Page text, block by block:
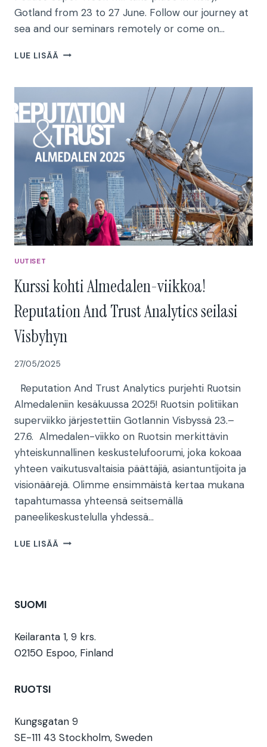
Gotland from 23 to 27 June. Follow our journey at
sea and our seminars remotely or come on…
LUE LISÄÄ SET
ALMEDALEN!
REPUTATION
AND
TRUST
ANALYTICS
SAILS
TO
VISBY
UUTISET
Kurssi kohti Almedalen-viikkoa!
Reputation And Trust Analytics seilasi
Visbyhyn
27/05/2025
Reputation And Trust Analytics purjehti Ruotsin
Almedaleniin kesäkuussa 2025! Ruotsin politiikan
superviikko järjestettiin Gotlannin Visbyssä 23.–
27.6. Almedalen-viikko on Ruotsin merkittävin
yhteiskunnallinen keskustelufoorumi, joka kokoaa
yhteen vaikutusvaltaisia päättäjiä, asiantuntijoita ja
visionäärejä. Olimme ensimmäistä kertaa mukana
tapahtumassa yhteensä seitsemällä
paneelikeskustelulla yhdessä…
LUE LISÄÄ KURSSI
SEILASI
VISBYHYN
SUOMI
Keilaranta 1, 9 krs.
02150 Espoo, Finland
RUOTSI
Kungsgatan 9
SE-111 43 Stockholm, Sweden